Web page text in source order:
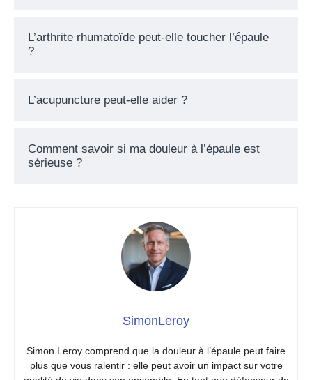
L’arthrite rhumatoïde peut-elle toucher l’épaule
?
L’acupuncture peut-elle aider ?
Comment savoir si ma douleur à l’épaule est
sérieuse ?
SimonLeroy
Simon Leroy comprend que la douleur à l’épaule peut faire
plus que vous ralentir : elle peut avoir un impact sur votre